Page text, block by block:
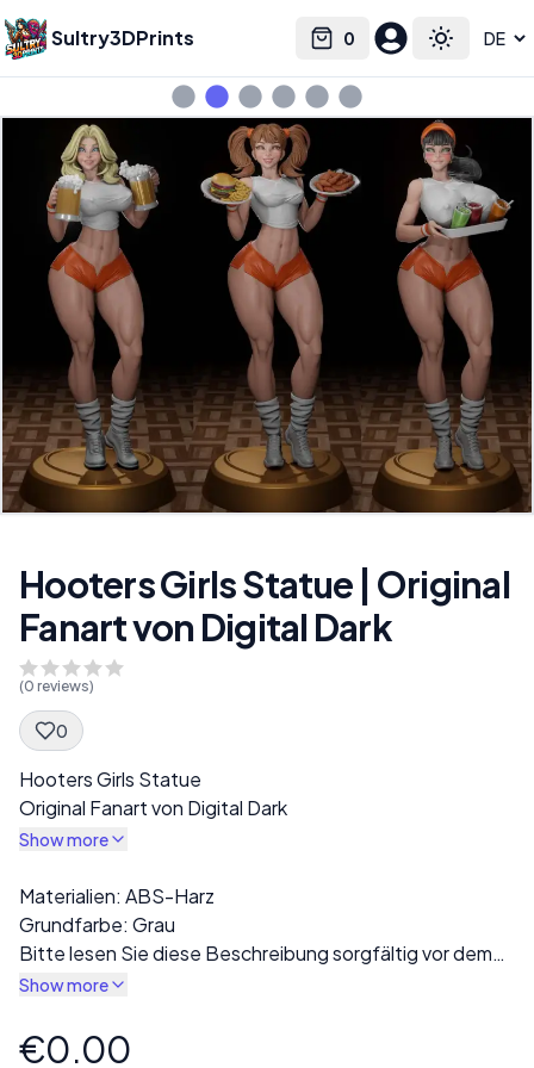
Sultry3DPrints 0
Cart Toggle
Select language
Hooters Girls Statue | Original
Fanart von Digital Dark
(0 reviews)
0
Spec Description
Hooters Girls Statue
Original Fanart von Digital Dark
Show more
Description
Materialien: ABS-Harz
Grundfarbe: Grau
Bitte lesen Sie diese Beschreibung sorgfältig vor dem
Kauf!
Varianten sind im Abschnitt „Stil“ verfügbar,
Show more
Product information
€0.00